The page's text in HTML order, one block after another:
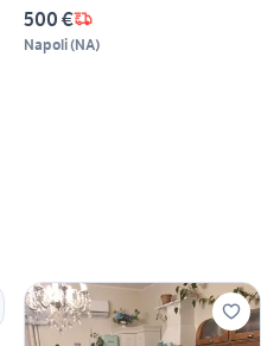
500 €
Napoli(NA)